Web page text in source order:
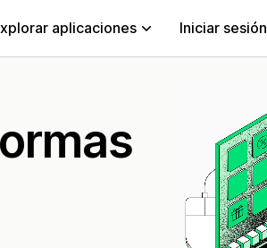
aplicaciones Iniciar sesión